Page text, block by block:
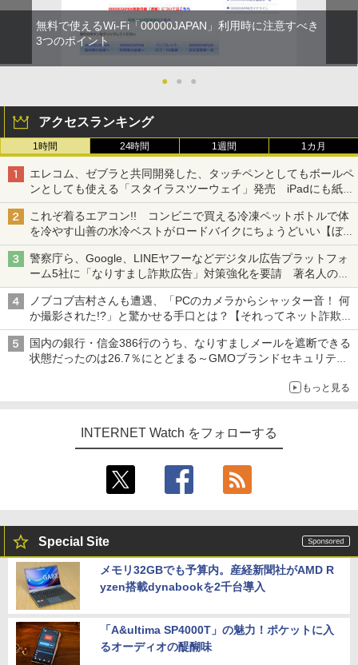
無料で使えるWi-Fi「00000JAPAN」利用時に注意すべき
3つのポイント
● ● ●
アクセスランキング
1時間 24時間 1週間 1カ月
エレコム、ゼブラと共同開発した、タッチペンとしてもボールペ
ンとしても使える「スタイラスツーウェイ」発売 iPadにも紙に
も、持ち替えずに書き込める
これぞ着るエアコン!! コンビニで買える冷凍ペットボトルで体
を冷やす山善の水冷ベストがロードバイクにちょうどいい【ぼっ
ち・ざ・ろーど！その14】【空いた時間でなにしてる？】
警察庁ら、Google、LINEヤフーなどデジタル広告プラットフォ
ーム5社に「なりすまし詐欺広告」対策強化を要請 著名人の写
真や映像を使った投資詐欺などへの対策として
ノブコブ吉村さんも遭遇、「PCのカメラからシャッター音！ 何
か撮影された!?」と驚かせる手口とは？【それってネット詐欺で
すよ！】
国内の銀行・信金386行のうち、なりすましメールを遮断できる
状態だったのは26.7％にとどまる～GMOブランドセキュリティ
もっと見る
INTERNET Watch をフォローする
Special Site
メモリ32GBでも予算内。産経新聞社がAMD R
yzen搭載dynabookを2千台導入
「A&ultima SP4000T」の魅力！ポケットに入
るオーディオの醍醐味